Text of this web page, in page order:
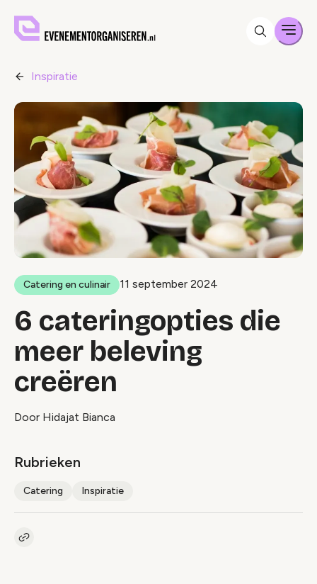
Inspiratie
Catering en culinair 11 september 2024
6 cateringopties die
meer beleving
creëren
Door Hidajat Bianca
Rubrieken
Catering Inspiratie
Kopieer link naar artikel